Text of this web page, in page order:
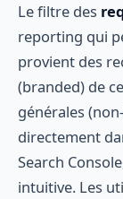
Le filtre des
reporting qui
provient des
(branded) de
générales
directement
Search
intuitive. Les